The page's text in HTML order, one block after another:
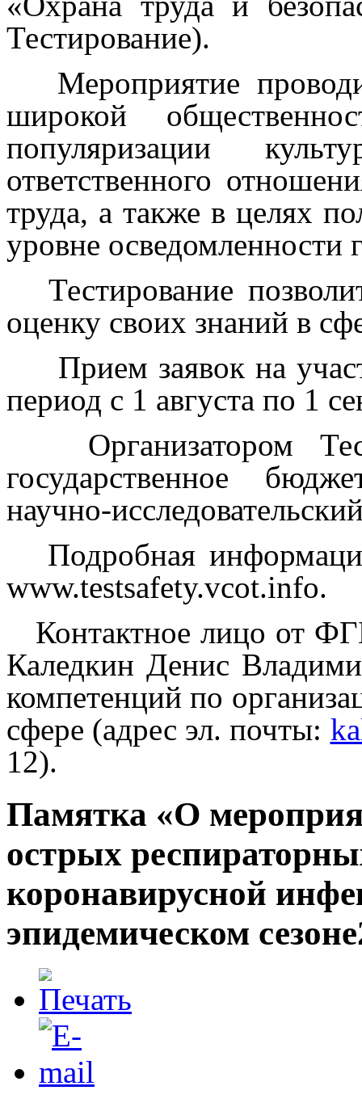
Тестирование).
Мероприятие
широкой
популяризации
ответственного
труда, а также в целях
уровне осведомленности
Тестирование
оценку своих знаний в
Прием заявок на
период с 1 августа по 1
Организатором
государственное
научно-
Подробная
www.testsafety.vcot.info.
Контактное лицо от
Каледкин Денис
компетенций по
сфере (адрес эл. почты:
12).
Памятка «О
острых
коронавирусной
эпидемическом